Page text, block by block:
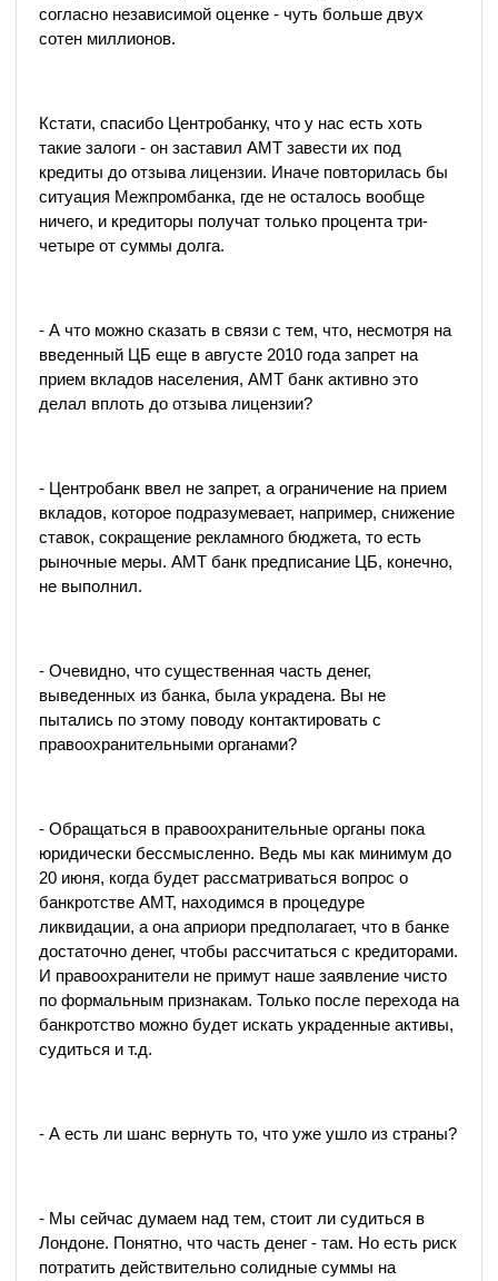
согласно независимой оценке - чуть больше двух
сотен миллионов.
Кстати, спасибо Центробанку, что у нас есть хоть
такие залоги - он заставил АМТ завести их под
кредиты до отзыва лицензии. Иначе повторилась бы
ситуация Межпромбанка, где не осталось вообще
ничего, и кредиторы получат только процента три-
четыре от суммы долга.
- А что можно сказать в связи с тем, что, несмотря на
введенный ЦБ еще в августе 2010 года запрет на
прием вкладов населения, АМТ банк активно это
делал вплоть до отзыва лицензии?
- Центробанк ввел не запрет, а ограничение на прием
вкладов, которое подразумевает, например, снижение
ставок, сокращение рекламного бюджета, то есть
рыночные меры. АМТ банк предписание ЦБ, конечно,
не выполнил.
- Очевидно, что существенная часть денег,
выведенных из банка, была украдена. Вы не
пытались по этому поводу контактировать с
правоохранительными органами?
- Обращаться в правоохранительные органы пока
юридически бессмысленно. Ведь мы как минимум до
20 июня, когда будет рассматриваться вопрос о
банкротстве АМТ, находимся в процедуре
ликвидации, а она априори предполагает, что в банке
достаточно денег, чтобы рассчитаться с кредиторами.
И правоохранители не примут наше заявление чисто
по формальным признакам. Только после перехода на
банкротство можно будет искать украденные активы,
судиться и т.д.
- А есть ли шанс вернуть то, что уже ушло из страны?
- Мы сейчас думаем над тем, стоит ли судиться в
Лондоне. Понятно, что часть денег - там. Но есть риск
потратить действительно солидные суммы на